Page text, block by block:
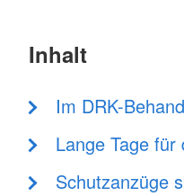
Inhalt
Im DRK-
Lange Tage für
Schutzanzüge